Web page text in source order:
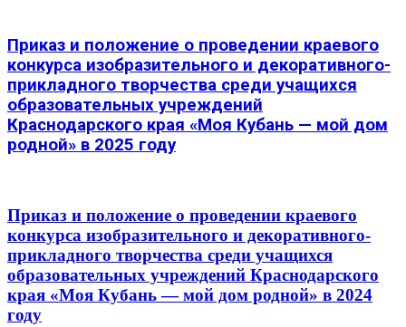
Приказ и положение о проведении краевого
конкурса изобразительного и декоративного-
прикладного творчества среди учащихся
образовательных учреждений
Краснодарского края «Моя Кубань — мой дом
родной» в 2025 году
Приказ и положение о проведении краевого
конкурса изобразительного и декоративного-
прикладного творчества среди учащихся
образовательных учреждений Краснодарского
края «Моя Кубань — мой дом родной» в 2024
году